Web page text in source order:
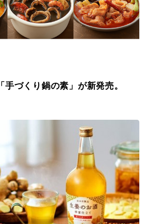
手づくり鍋の素」が新発売。